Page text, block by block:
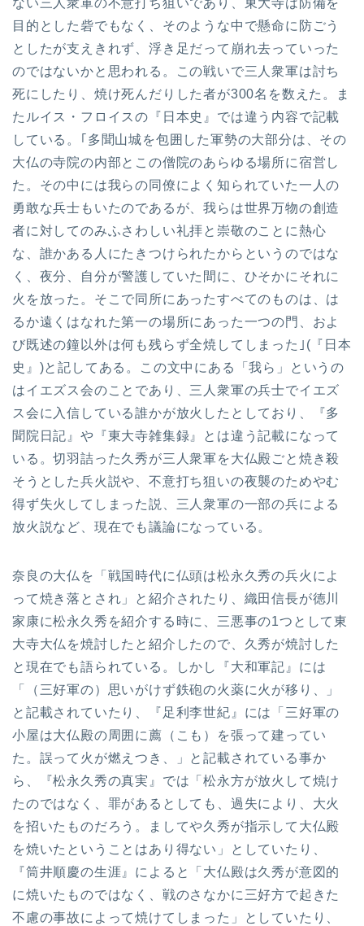
ない三人衆軍の不意打ち狙いであり、東大寺は防備を
目的とした砦でもなく、そのような中で懸命に防ごう
としたが支えきれず、浮き足だって崩れ去っていった
のではないかと思われる。この戦いで三人衆軍は討ち
死にしたり、焼け死んだりした者が300名を数えた。ま
たルイス・フロイスの『日本史』では違う内容で記載
している。｢多聞山城を包囲した軍勢の大部分は、その
大仏の寺院の内部とこの僧院のあらゆる場所に宿営し
た。その中には我らの同僚によく知られていた一人の
勇敢な兵士もいたのであるが、我らは世界万物の創造
者に対してのみふさわしい礼拝と崇敬のことに熱心
な、誰かある人にたきつけられたからというのではな
く、夜分、自分が警護していた間に、ひそかにそれに
火を放った。そこで同所にあったすべてのものは、は
るか遠くはなれた第一の場所にあった一つの門、およ
び既述の鐘以外は何も残らず全焼してしまった｣(『日本
史』)と記してある。この文中にある「我ら」というの
はイエズス会のことであり、三人衆軍の兵士でイエズ
ス会に入信している誰かが放火したとしており、『多
聞院日記』や『東大寺雑集録』とは違う記載になって
いる。切羽詰った久秀が三人衆軍を大仏殿ごと焼き殺
そうとした兵火説や、不意打ち狙いの夜襲のためやむ
得ず失火してしまった説、三人衆軍の一部の兵による
放火説など、現在でも議論になっている。
奈良の大仏を「戦国時代に仏頭は松永久秀の兵火によ
って焼き落とされ」と紹介されたり、織田信長が徳川
家康に松永久秀を紹介する時に、三悪事の1つとして東
大寺大仏を焼討したと紹介したので、久秀が焼討した
と現在でも語られている。しかし『大和軍記』には
「（三好軍の）思いがけず鉄砲の火薬に火が移り、」
と記載されていたり、『足利李世紀』には「三好軍の
小屋は大仏殿の周囲に薦（こも）を張って建ってい
た。誤って火が燃えつき、」と記載されている事か
ら、『松永久秀の真実』では「松永方が放火して焼け
たのではなく、罪があるとしても、過失により、大火
を招いたものだろう。ましてや久秀が指示して大仏殿
を焼いたということはあり得ない」としていたり、
『筒井順慶の生涯』によると「大仏殿は久秀が意図的
に焼いたものではなく、戦のさなかに三好方で起きた
不慮の事故によって焼けてしまった」としていたり、